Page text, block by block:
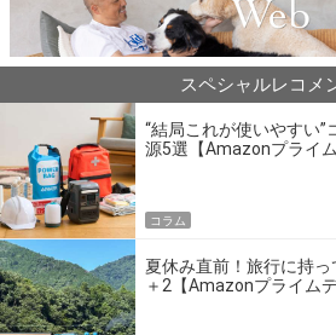
スペシャルレコメ
“結局これが使いやすい
源5選【Amazonプライ
コラム
夏休み直前！旅行に持
＋2【Amazonプライム